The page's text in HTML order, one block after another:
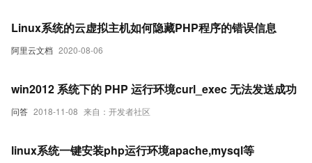
阿里云文档 2020-08-06
Linux系统的云虚拟主机如何隐藏PHP程序的错误信息
问答 2018-11-08 来自：开发者社区
win2012 系统下的 PHP 运行环境curl_exec 无法发送成功
linux系统一键安装php运行环境apache,mysql等